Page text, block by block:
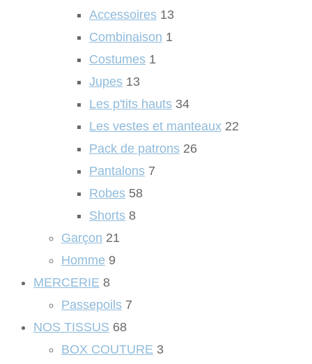
Accessoires 13
Combinaison 1
Costumes 1
Jupes 13
Les p'tits hauts 34
Les vestes et manteaux 22
Pack de patrons 26
Pantalons 7
Robes 58
Shorts 8
Garçon 21
Homme 9
MERCERIE 8
Passepoils 7
NOS TISSUS 68
BOX COUTURE 3